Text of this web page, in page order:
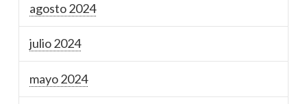
agosto 2024
julio 2024
mayo 2024